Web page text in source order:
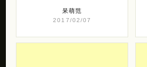
呆萌范
2017/02/07